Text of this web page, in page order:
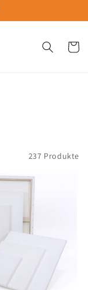
237 Produkte